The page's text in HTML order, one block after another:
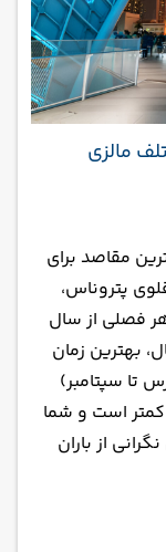
مالزی
مقاصد برای
پتروناس،
فصلی از سال
بهترین زمان
تا سپتامبر)
کمتر است و شما
از باران